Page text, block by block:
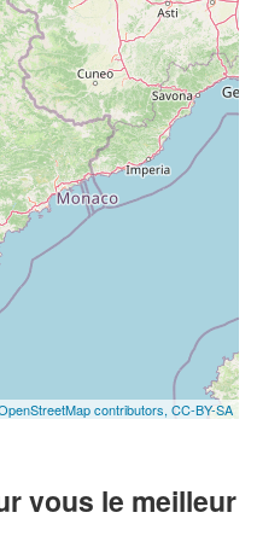
contributors, CC-BY-SA
vous le meilleur